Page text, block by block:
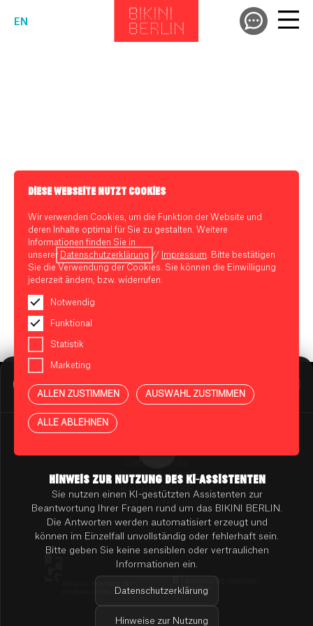
EN
BIKINI BERLIN Assistent
Online
HINWEIS ZUR NUTZUNG DES KI-ASSISTENTEN
Sie nutzen einen KI-gestützten Assistenten zur
Beantwortung Ihrer Fragen rund um das BIKINI BERLIN.
Die Antworten werden automatisiert erzeugt und
können im Einzelfall unvollständig oder fehlerhaft sein.
Bitte geben Sie keine sensiblen oder vertraulichen
Informationen ein.
Datenschutzerklärung
Hinweise zur Nutzung
DIESE WEBSEITE NUTZT COOKIES
Wir verwenden Cookies, um die Funktion der Website und
deren Inhalte optimal für Sie zu gestalten. Weitere
Informationen finden Sie in
unserer
Datenschutzerklärung // Impressum . Bitte bestätigen
Sie die Verwendung der Cookies. Sie können die Einwilligung
jederzeit ändern, bzw. widerrufen.
Notwendig
Funktional
Statistik
Marketing
ALLEN ZUSTIMMEN AUSWAHL ZUSTIMMEN
ALLE ABLEHNEN
Presse
Barrierefreiheit
KI-HINWEISE
Cookie Einstellungen